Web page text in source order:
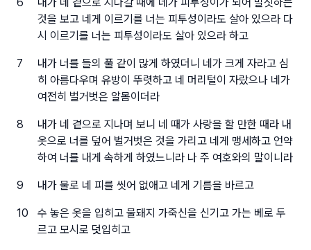
것을 보고 네게 이르기를 너는 피투성이라도 살아 있으라 다
시 이르기를 너는 피투성이라도 살아 있으라 하고
7
내가 너를 들의 풀 같이 많게 하였더니 네가 크게 자라고 심
히 아름다우며 유방이 뚜렷하고 네 머리털이 자랐으나 네가
여전히 벌거벗은 알몸이더라
8
내가 네 곁으로 지나며 보니 네 때가 사랑을 할 만한 때라 내
옷으로 너를 덮어 벌거벗은 것을 가리고 네게 맹세하고 언약
하여 너를 내게 속하게 하였느니라 나 주 여호와의 말이니라
9 내가 물로 네 피를 씻어 없애고 네게 기름을 바르고
10
수 놓은 옷을 입히고 물돼지 가죽신을 신기고 가는 베로 두
르고 모시로 덧입히고